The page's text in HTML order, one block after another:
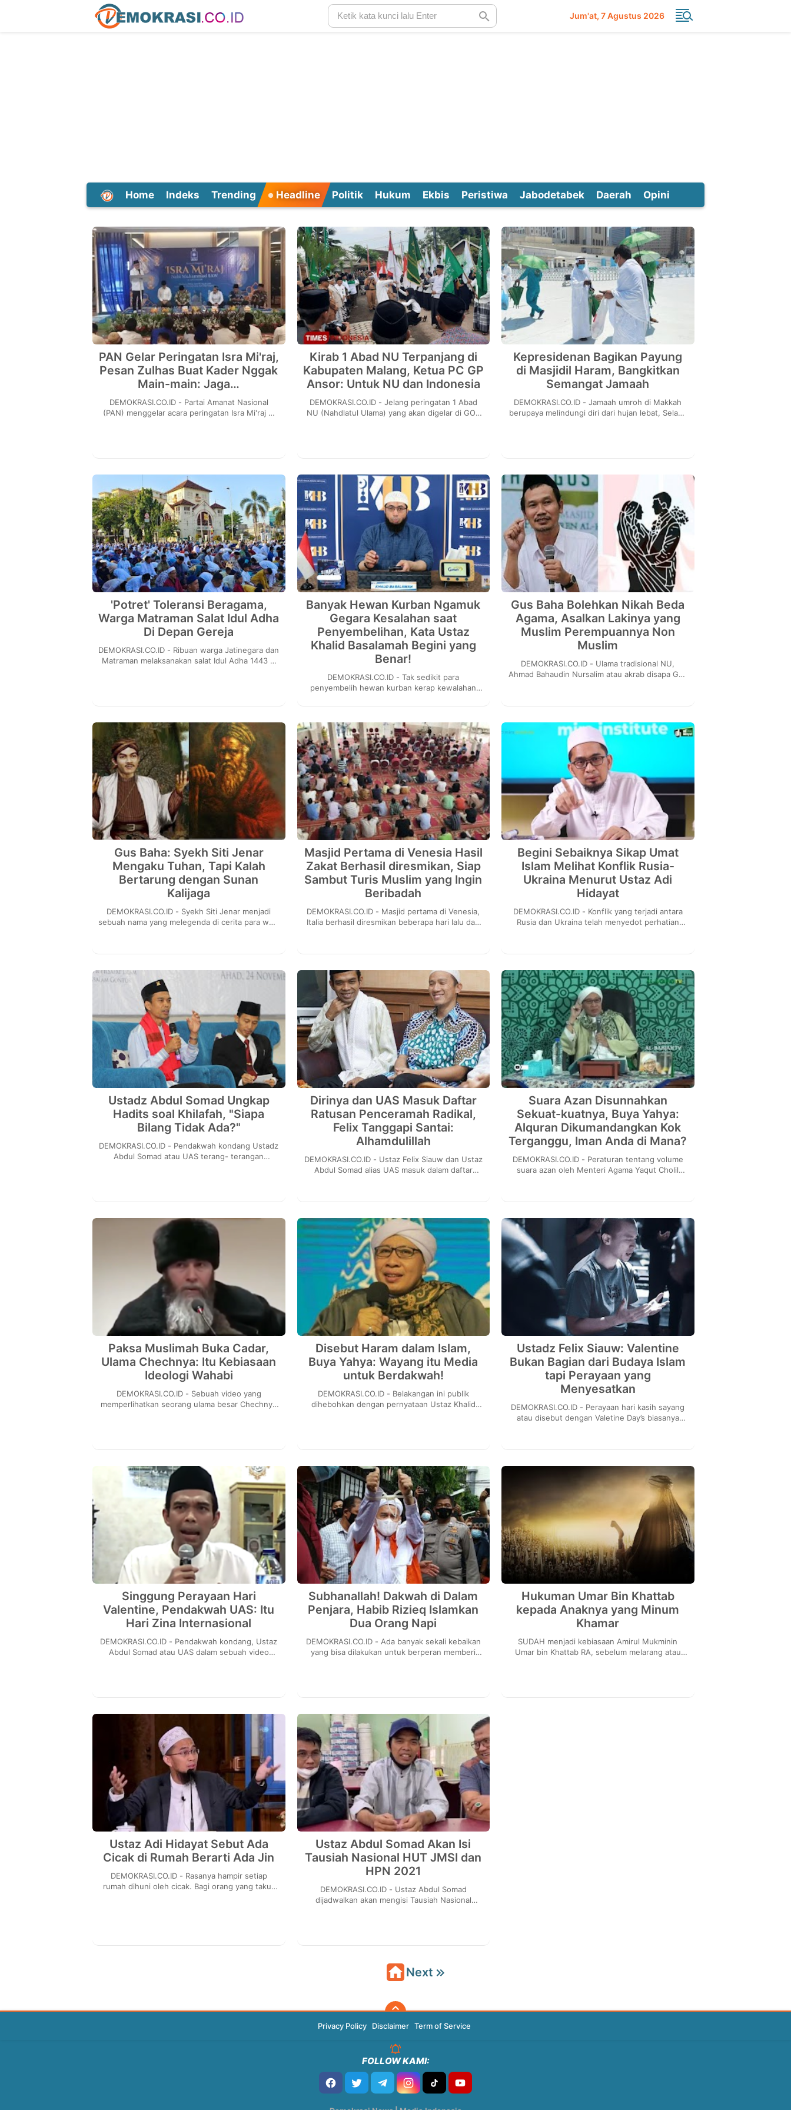
Jum'at 7 Agustus 2026
Home Indeks Trending Headline Politik Hukum Ekbis Peristiwa Jabodetabek Daerah Opini
PAN Gelar Peringatan Isra Mi'raj,
Pesan Zulhas Buat Kader Nggak
Main-main: Jaga…
DEMOKRASI.CO.ID - Partai Amanat Nasional
(PAN) menggelar acara peringatan Isra Mi'raj di
Kirab 1 Abad NU Terpanjang di
Kabupaten Malang, Ketua PC GP
Ansor: Untuk NU dan Indonesia
DEMOKRASI.CO.ID - Jelang peringatan 1 Abad
NU (Nahdlatul Ulama) yang akan digelar di GOR
Kepresidenan Bagikan Payung
di Masjidil Haram, Bangkitkan
Semangat Jamaah
DEMOKRASI.CO.ID - Jamaah umroh di Makkah
berupaya melindungi diri dari hujan lebat, Selasa
'Potret' Toleransi Beragama,
Warga Matraman Salat Idul Adha
Di Depan Gereja
DEMOKRASI.CO.ID - Ribuan warga Jatinegara dan
Matraman melaksanakan salat Idul Adha 1443 H
Banyak Hewan Kurban Ngamuk
Gegara Kesalahan saat
Penyembelihan, Kata Ustaz
Khalid Basalamah Begini yang
Benar!
DEMOKRASI.CO.ID - Tak sedikit para
penyembelih hewan kurban kerap kewalahan
ngamuk, saat hendak d...
Gus Baha Bolehkan Nikah Beda
Agama, Asalkan Lakinya yang
Muslim Perempuannya Non
Muslim
DEMOKRASI.CO.ID - Ulama tradisional NU,
Ahmad Bahaudin Nursalim atau akrab disapa Gus
Gus Baha: Syekh Siti Jenar
Mengaku Tuhan, Tapi Kalah
Bertarung dengan Sunan
Kalijaga
DEMOKRASI.CO.ID - Syekh Siti Jenar menjadi
sebuah nama yang melegenda di cerita para wali.
Masjid Pertama di Venesia Hasil
Zakat Berhasil diresmikan, Siap
Sambut Turis Muslim yang Ingin
Beribadah
DEMOKRASI.CO.ID - Masjid pertama di Venesia,
Italia berhasil diresmikan beberapa hari lalu dan
Begini Sebaiknya Sikap Umat
Islam Melihat Konflik Rusia-
Ukraina Menurut Ustaz Adi
Hidayat
DEMOKRASI.CO.ID - Konflik yang terjadi antara
Rusia dan Ukraina telah menyedot perhatian
Ustadz Abdul Somad Ungkap
Hadits soal Khilafah, "Siapa
Bilang Tidak Ada?"
DEMOKRASI.CO.ID - Pendakwah kondang Ustadz
Abdul Somad atau UAS terang- terangan
Dirinya dan UAS Masuk Daftar
Ratusan Penceramah Radikal,
Felix Tanggapi Santai:
Alhamdulillah
DEMOKRASI.CO.ID - Ustaz Felix Siauw dan Ustaz
Abdul Somad alias UAS masuk dalam daftar
Suara Azan Disunnahkan
Sekuat-kuatnya, Buya Yahya:
Alquran Dikumandangkan Kok
Terganggu, Iman Anda di Mana?
DEMOKRASI.CO.ID - Peraturan tentang volume
suara azan oleh Menteri Agama Yaqut Cholil
Paksa Muslimah Buka Cadar,
Ulama Chechnya: Itu Kebiasaan
Ideologi Wahabi
DEMOKRASI.CO.ID - Sebuah video yang
memperlihatkan seorang ulama besar Chechnya
Disebut Haram dalam Islam,
Buya Yahya: Wayang itu Media
untuk Berdakwah!
DEMOKRASI.CO.ID - Belakangan ini publik
dihebohkan dengan pernyataan Ustaz Khalid
Ustadz Felix Siauw: Valentine
Bukan Bagian dari Budaya Islam
tapi Perayaan yang
Menyesatkan
DEMOKRASI.CO.ID - Perayaan hari kasih sayang
atau disebut dengan Valetine Day’s biasanya
Singgung Perayaan Hari
Valentine, Pendakwah UAS: Itu
Hari Zina Internasional
DEMOKRASI.CO.ID - Pendakwah kondang, Ustaz
Abdul Somad atau UAS dalam sebuah video
Subhanallah! Dakwah di Dalam
Penjara, Habib Rizieq Islamkan
Dua Orang Napi
DEMOKRASI.CO.ID - Ada banyak sekali kebaikan
yang bisa dilakukan untuk berperan memberi
Hukuman Umar Bin Khattab
kepada Anaknya yang Minum
Khamar
SUDAH menjadi kebiasaan Amirul Mukminin
Umar bin Khattab RA, sebelum melarang atau
Ustaz Adi Hidayat Sebut Ada
Cicak di Rumah Berarti Ada Jin
DEMOKRASI.CO.ID - Rasanya hampir setiap
rumah dihuni oleh cicak. Bagi orang yang takut
Ustaz Abdul Somad Akan Isi
Tausiah Nasional HUT JMSI dan
HPN 2021
DEMOKRASI.CO.ID - Ustaz Abdul Somad
dijadwalkan akan mengisi Tausiah Nasional
Next
Privacy Policy Disclaimer Term of Service
FOLLOW KAMI: